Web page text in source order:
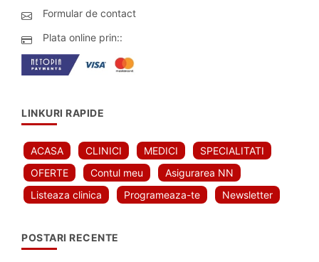
Formular de contact
Plata online prin::
LINKURI RAPIDE
ACASA CLINICI MEDICI
SPECIALITATI
OFERTE
Contul meu
Asigurarea NN
Listeaza clinica
Programeaza-te Newsletter
POSTARI RECENTE